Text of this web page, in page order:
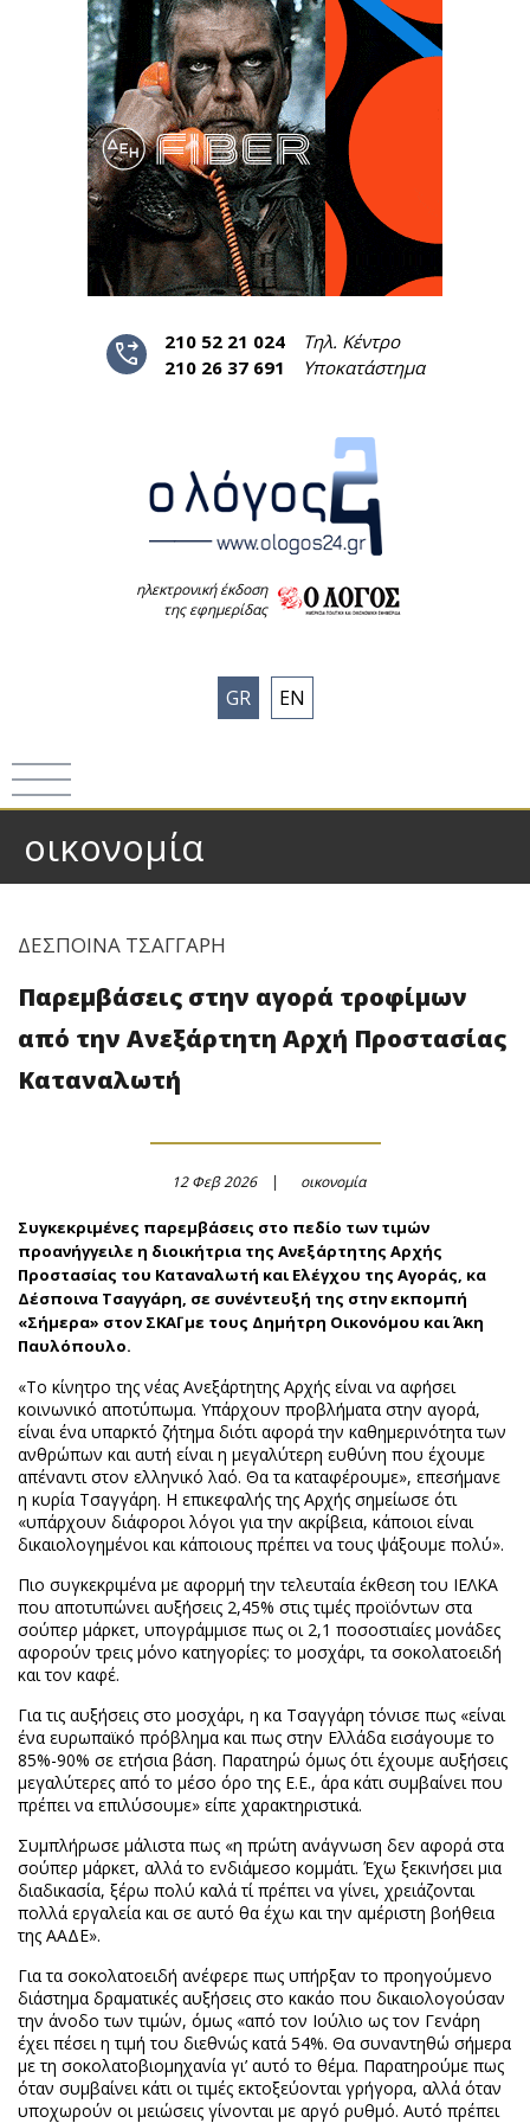
phone_forwarded 210 52 21 024
Τηλ. Κέντρο
210 26 37 691
Υποκατάστημα
ηλεκτρονική έκδοση
της εφημερίδας
GR EN
οικονομία
ΔΕΣΠΟΙΝΑ ΤΣΑΓΓΑΡΗ
Παρεμβάσεις στην αγορά τροφίμων
από την Ανεξάρτητη Αρχή Προστασίας
Καταναλωτή
12 Φεβ 2026 οικονομία
Συγκεκριμένες παρεμβάσεις στο πεδίο των τιμών
προανήγγειλε η διοικήτρια της Ανεξάρτητης Αρχής
Προστασίας του Καταναλωτή και Ελέγχου της Αγοράς, κα
Δέσποινα Τσαγγάρη, σε συνέντευξή της στην εκπομπή
«Σήμερα» στον ΣΚΑΪ με τους Δημήτρη Οικονόμου και Άκη
Παυλόπουλο.
«Το κίνητρο της νέας Ανεξάρτητης Αρχής είναι να αφήσει
κοινωνικό αποτύπωμα. Υπάρχουν προβλήματα στην αγορά,
είναι ένα υπαρκτό ζήτημα διότι αφορά την καθημερινότητα των
ανθρώπων και αυτή είναι η μεγαλύτερη ευθύνη που έχουμε
απέναντι στον ελληνικό λαό. Θα τα καταφέρουμε», επεσήμανε
η κυρία Τσαγγάρη. Η επικεφαλής της Αρχής σημείωσε ότι
«υπάρχουν διάφοροι λόγοι για την ακρίβεια, κάποιοι είναι
δικαιολογημένοι και κάποιους πρέπει να τους ψάξουμε πολύ».
Πιο συγκεκριμένα με αφορμή την τελευταία έκθεση του ΙΕΛΚΑ
που αποτυπώνει αυξήσεις 2,45% στις τιμές προϊόντων στα
σούπερ μάρκετ, υπογράμμισε πως οι 2,1 ποσοστιαίες μονάδες
αφορούν τρεις μόνο κατηγορίες: το μοσχάρι, τα σοκολατοειδή
και τον καφέ.
Για τις αυξήσεις στο μοσχάρι, η κα Τσαγγάρη τόνισε πως «είναι
ένα ευρωπαϊκό πρόβλημα και πως στην Ελλάδα εισάγουμε το
85%-90% σε ετήσια βάση. Παρατηρώ όμως ότι έχουμε αυξήσεις
μεγαλύτερες από το μέσο όρο της Ε.Ε., άρα κάτι συμβαίνει που
πρέπει να επιλύσουμε» είπε χαρακτηριστικά.
Συμπλήρωσε μάλιστα πως «η πρώτη ανάγνωση δεν αφορά στα
σούπερ μάρκετ, αλλά το ενδιάμεσο κομμάτι. Έχω ξεκινήσει μια
διαδικασία, ξέρω πολύ καλά τί πρέπει να γίνει, χρειάζονται
πολλά εργαλεία και σε αυτό θα έχω και την αμέριστη βοήθεια
της ΑΑΔΕ».
Για τα σοκολατοειδή ανέφερε πως υπήρξαν το προηγούμενο
διάστημα δραματικές αυξήσεις στο κακάο που δικαιολογούσαν
την άνοδο των τιμών, όμως «από τον Ιούλιο ως τον Γενάρη
έχει πέσει η τιμή του διεθνώς κατά 54%. Θα συναντηθώ σήμερα
με τη σοκολατοβιομηχανία γι’ αυτό το θέμα. Παρατηρούμε πως
όταν συμβαίνει κάτι οι τιμές εκτοξεύονται γρήγορα, αλλά όταν
υποχωρούν οι μειώσεις γίνονται με αργό ρυθμό. Αυτό πρέπει